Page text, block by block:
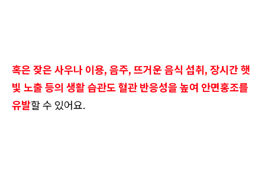
혹은 잦은 사우나 이용, 음주, 뜨거운 음식 섭취, 장시간 햇
빛 노출 등의 생활 습관도 혈관 반응성을 높여 안면홍조를
유발할 수 있어요.